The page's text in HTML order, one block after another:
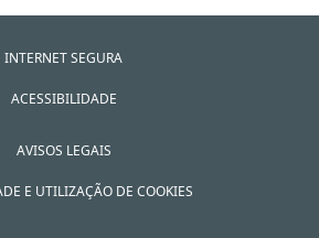
INTERNET SEGURA
ACESSIBILIDADE
AVISOS LEGAIS
E UTILIZAÇÃO DE COOKIES